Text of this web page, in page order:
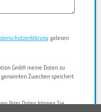
gelesen
GmbH meine Daten zu
genannten Zwecken speichert
Ihrer Daten können Sie